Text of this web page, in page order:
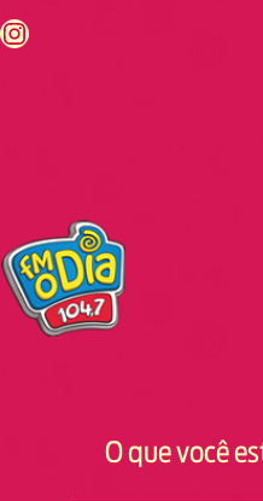
https://www.instagram.com/fmodia.cabofrio/
O que você